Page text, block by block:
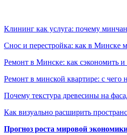
Клининг как услуга: почему
Снос и перестройка: как в Минске
Ремонт в Минске: как сэкономить
Ремонт в минской квартире: с чего
Почему текстура древесины на
Как визуально расширить
Прогноз роста мировой